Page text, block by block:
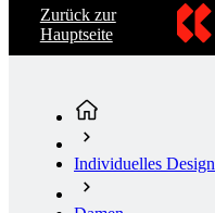
Zurück zur
Hauptseite
Individuelles Design